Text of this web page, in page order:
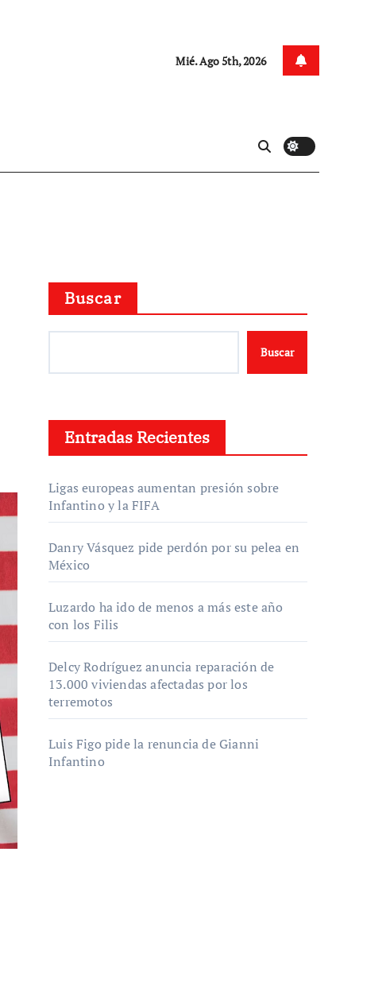
Mié. Ago 5th, 2026
Buscar
Buscar
Entradas Recientes
Ligas europeas aumentan presión sobre
Infantino y la FIFA
Danry Vásquez pide perdón por su pelea en
México
Luzardo ha ido de menos a más este año
con los Filis
Delcy Rodríguez anuncia reparación de
13.000 viviendas afectadas por los
terremotos
Luis Figo pide la renuncia de Gianni
Infantino